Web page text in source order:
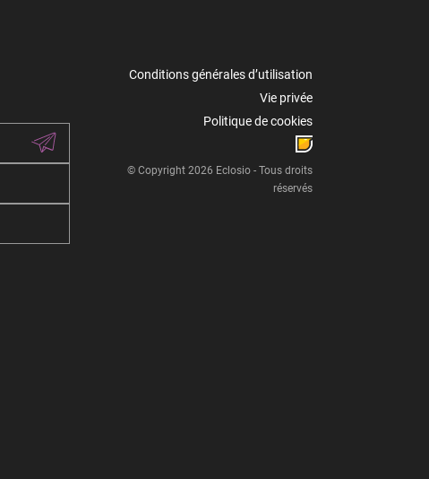
Conditions générales d’utilisation
Vie privée
Politique de cookies
© Copyright 2026 Eclosio - Tous droits
réservés